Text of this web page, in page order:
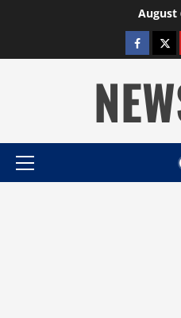
August
facebook
Primary